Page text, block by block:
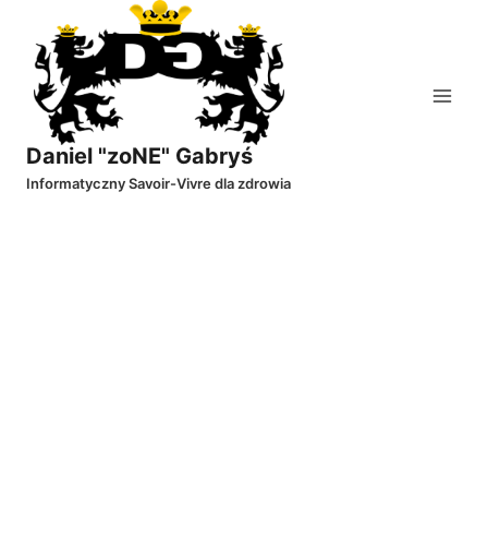
treści
Daniel "zoNE" Gabryś
Informatyczny Savoir-Vivre dla zdrowia